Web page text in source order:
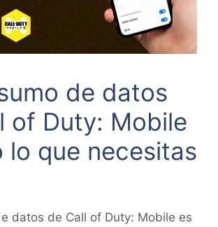
de datos
of Duty: Mobile
lo que necesitas
datos de Call of Duty: Mobile es